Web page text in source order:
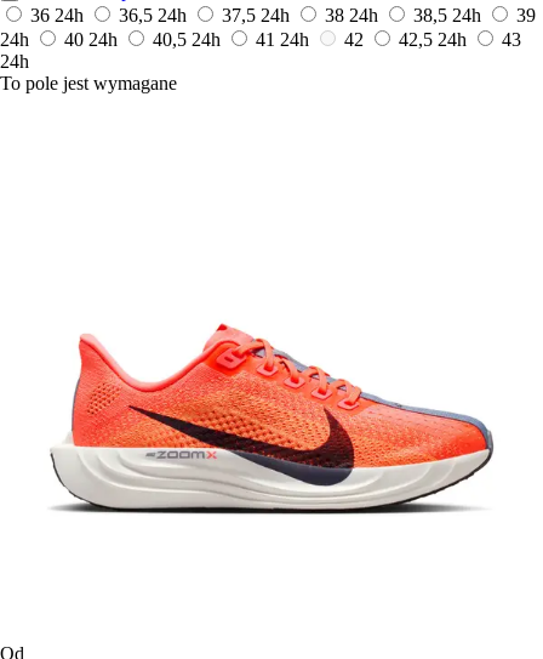
36 24h 36,5 24h 37,5 24h 38 24h 38,5 24h
39
24h
40 24h 40,5 24h 41 24h 42 42,5 24h
43
24h
To pole jest wymagane
Od